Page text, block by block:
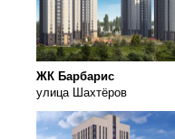
ЖК Барбарис
улица Шахтёров